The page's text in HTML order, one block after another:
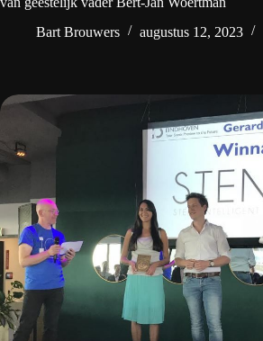
Bart Brouwers
augustus 12, 2023